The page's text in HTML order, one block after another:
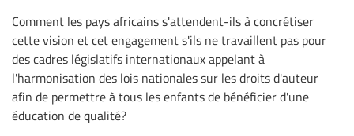
Comment les pays africains s'attendent-ils à concrétiser
cette vision et cet engagement s'ils ne travaillent pas pour
des cadres législatifs internationaux appelant à
l'harmonisation des lois nationales sur les droits d'auteur
afin de permettre à tous les enfants de bénéficier d'une
éducation de qualité?